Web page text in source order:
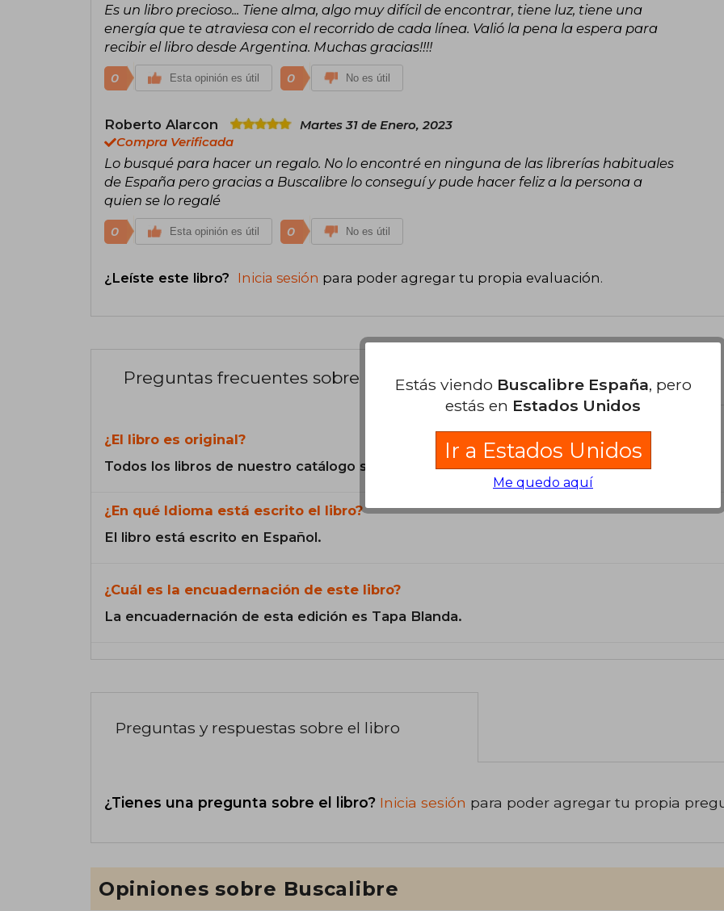
Es un libro precioso... Tiene alma, algo muy difícil de encontrar, tiene luz, tiene una
energía que te atraviesa con el recorrido de cada línea. Valió la pena la espera para
recibir el libro desde Argentina. Muchas gracias!!!!
0 Esta opinión es útil 0 No es útil
Roberto Alarcon
Martes 31 de Enero, 2023
Compra Verificada
Lo busqué para hacer un regalo. No lo encontré en ninguna de las librerías habituales
de España pero gracias a Buscalibre lo conseguí y pude hacer feliz a la persona a
quien se lo regalé
0 Esta opinión es útil 0 No es útil
¿Leíste este libro? Inicia sesión para poder agregar tu propia evaluación.
Preguntas frecuentes sobre el libro
¿El libro es original?
Todos los libros de nuestro catálogo son Originales.
¿En qué Idioma está escrito el libro?
El libro está escrito en Español.
¿Cuál es la encuadernación de este libro?
La encuadernación de esta edición es Tapa Blanda.
Preguntas y respuestas sobre el libro
¿Tienes una pregunta sobre el libro? Inicia sesión para poder agregar tu propia
Opiniones sobre Buscalibre
Estás viendo Buscalibre España, pero
estás en Estados Unidos
Ir a Estados Unidos
Me quedo aquí